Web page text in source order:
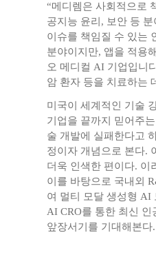
“메디렘은 사회적으로
공지능 윤리, 보안 등
이슈를 책임질 수 있는
분야이지만, 앱을 적용
오 메디컬 AI 기업입니
암 환자 등을 치료하는
미국이 세계적인 기술
기업을 끝까지 믿어주
술 개발에 실패한다고
정이자 개념으로 본다.
더욱 인색한 편이다. 이
이를 바탕으로 국내외
여 멀티 모달 생성형 AI
AI CRO를 통한 최신
앞장서기를 기대해본